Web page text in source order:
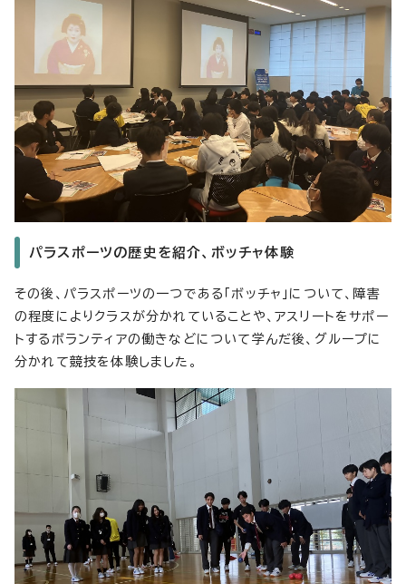
パラスポーツの歴史を紹介、ボッチャ体験
その後、パラスポーツの一つである「ボッチャ」について、障害
の程度によりクラスが分かれていることや、アスリートをサポー
トするボランティアの働きなどについて学んだ後、グループに
分かれて競技を体験しました。